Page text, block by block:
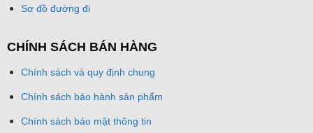
Sơ đồ đường đi
CHÍNH SÁCH BÁN HÀNG
Chính sách và quy định chung
Chính sách bảo hành sản phẩm
Chính sách bảo mật thông tin